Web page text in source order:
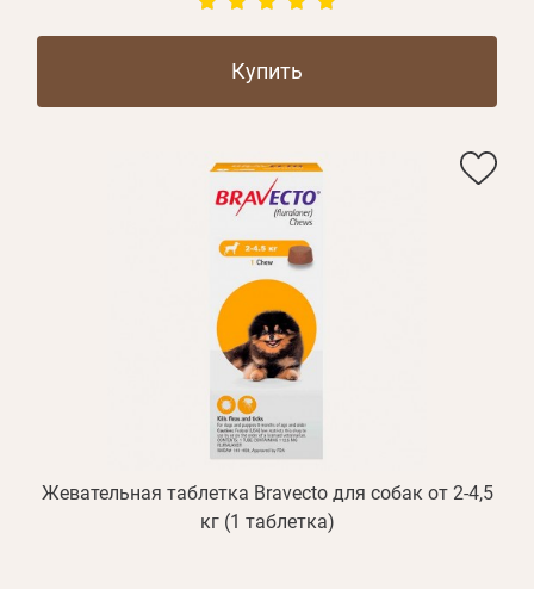
Купить
Жевательная таблетка Bravecto для собак от 2-4,5
кг (1 таблетка)